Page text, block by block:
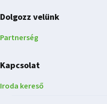
Dolgozz velünk
Partnerség
Kapcsolat
Iroda kereső